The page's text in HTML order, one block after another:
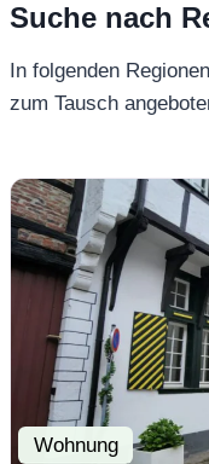
Suche nach
In folgenden
zum Tausch
Wohnung